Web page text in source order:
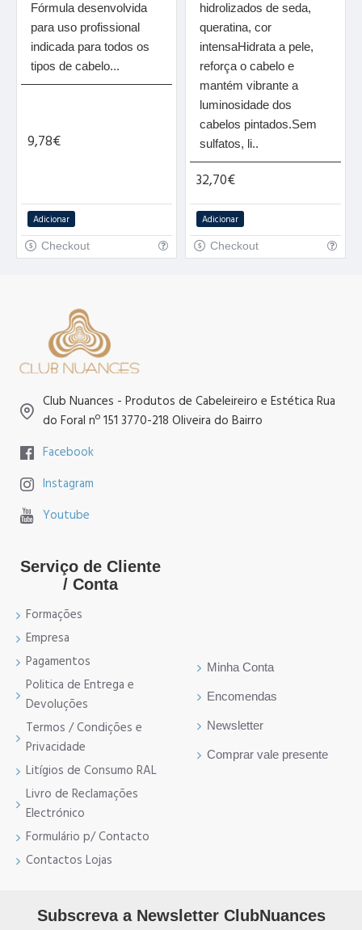
Fórmula desenvolvida
para uso profissional
indicada para todos os
tipos de cabelo...
9,78€
Adicionar
Checkout
hidrolizados de seda,
queratina, cor
intensaHidrata a pele,
reforça o cabelo e
mantém vibrante a
luminosidade dos
cabelos pintados.Sem
sulfatos, li..
32,70€
Adicionar
Checkout
Club Nuances - Produtos de Cabeleireiro e Estética Rua
do Foral nº 151 3770-218 Oliveira do Bairro
Facebook
Instagram
Youtube
Serviço de Cliente
/ Conta
Formações
Empresa
Pagamentos
Politica de Entrega e
Devoluções
Termos / Condições e
Privacidade
Litígios de Consumo RAL
Livro de Reclamações
Electrónico
Formulário p/ Contacto
Contactos Lojas
Minha Conta
Encomendas
Newsletter
Comprar vale presente
Subscreva a Newsletter ClubNuances